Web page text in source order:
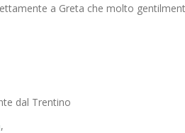
a Greta che molto
dal Trentino
,